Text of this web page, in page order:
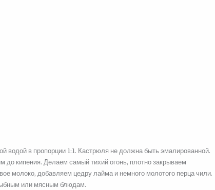
водой в пропорции 1:1. Кастрюля не должна быть эмалированной.
кипения. Делаем самый тихий огонь, плотно закрываем
молоко, добавляем цедру лайма и немного молотого перца чили.
или мясным блюдам.